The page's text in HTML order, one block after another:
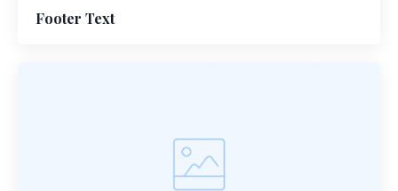
Footer Text